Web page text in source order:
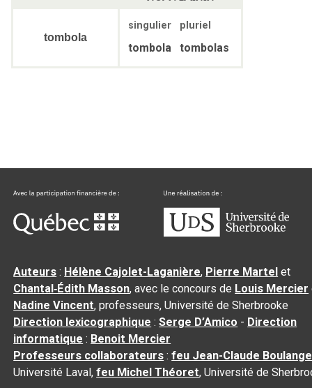
tombola
singulier pluriel
tombola tombolas
Auteurs : Hélène Cajolet-Laganière, Pierre Martel et
Chantal‑Édith Masson, avec le concours de Louis Mercier
Nadine Vincent, professeurs, Université de Sherbrooke
Direction lexicographique :Serge D’Amico - Direction
informatique : Benoit Mercier
Professeurs collaborateurs :feu Jean-Claude
Université Laval,feu Michel Théoret, Université de